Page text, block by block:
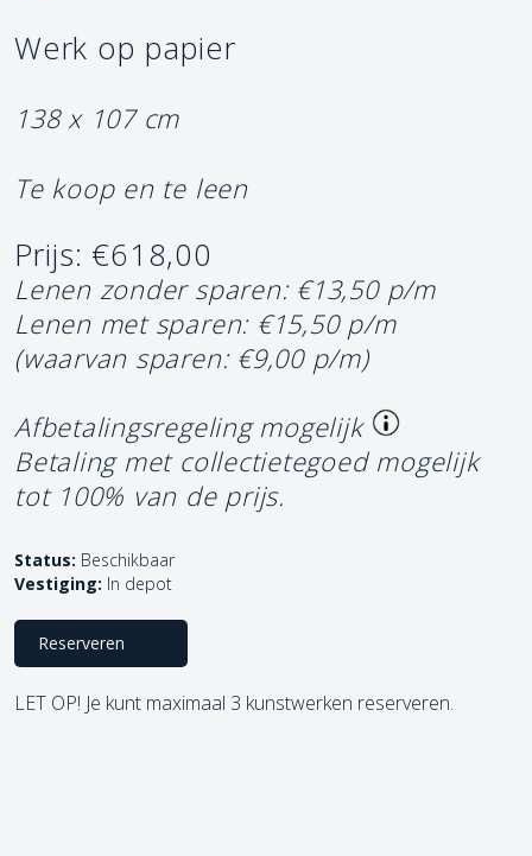
Werk op papier
138 x 107 cm
Te koop en te leen
Prijs: €618,00
Lenen zonder sparen: €13,50 p/m
Lenen met sparen: €15,50 p/m
(waarvan sparen: €9,00 p/m)
Afbetalingsregeling mogelijk
Betaling met collectietegoed mogelijk
tot 100% van de prijs.
Status: Beschikbaar
Vestiging: In depot
Reserveren
LET OP! Je kunt maximaal 3 kunstwerken reserveren.